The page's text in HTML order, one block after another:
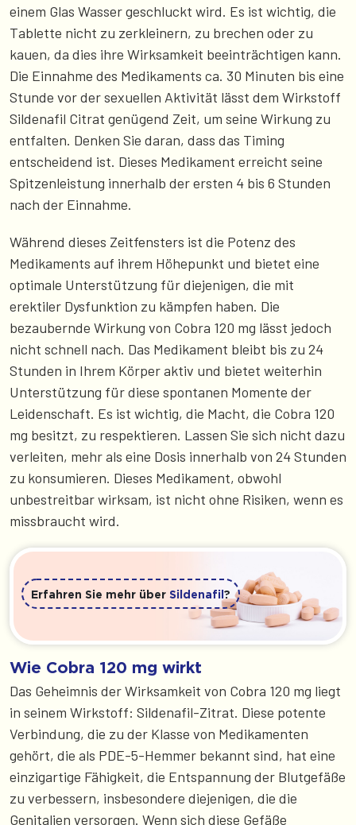
einem Glas Wasser geschluckt wird. Es ist wichtig, die
Tablette nicht zu zerkleinern, zu brechen oder zu
kauen, da dies ihre Wirksamkeit beeinträchtigen kann.
Die Einnahme des Medikaments ca. 30 Minuten bis eine
Stunde vor der sexuellen Aktivität lässt dem Wirkstoff
Sildenafil Citrat genügend Zeit, um seine Wirkung zu
entfalten. Denken Sie daran, dass das Timing
entscheidend ist. Dieses Medikament erreicht seine
Spitzenleistung innerhalb der ersten 4 bis 6 Stunden
nach der Einnahme.
Während dieses Zeitfensters ist die Potenz des
Medikaments auf ihrem Höhepunkt und bietet eine
optimale Unterstützung für diejenigen, die mit
erektiler Dysfunktion zu kämpfen haben. Die
bezaubernde Wirkung von Cobra 120 mg lässt jedoch
nicht schnell nach. Das Medikament bleibt bis zu 24
Stunden in Ihrem Körper aktiv und bietet weiterhin
Unterstützung für diese spontanen Momente der
Leidenschaft. Es ist wichtig, die Macht, die Cobra 120
mg besitzt, zu respektieren. Lassen Sie sich nicht dazu
verleiten, mehr als eine Dosis innerhalb von 24 Stunden
zu konsumieren. Dieses Medikament, obwohl
unbestreitbar wirksam, ist nicht ohne Risiken, wenn es
missbraucht wird.
Erfahren Sie mehr über Sildenafil ?
Wie Cobra 120 mg wirkt
Das Geheimnis der Wirksamkeit von Cobra 120 mg liegt
in seinem Wirkstoff: Sildenafil-Zitrat. Diese potente
Verbindung, die zu der Klasse von Medikamenten
gehört, die als PDE-5-Hemmer bekannt sind, hat eine
einzigartige Fähigkeit, die Entspannung der Blutgefäße
zu verbessern, insbesondere diejenigen, die die
Genitalien versorgen. Wenn sich diese Gefäße